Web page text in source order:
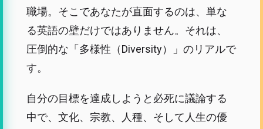
職場。そこであなたが直面するのは、単な
る英語の壁だけではありません。それは、
圧倒的な「多様性（Diversity）」のリアルで
す。
自分の目標を達成しようと必死に議論する
中で、文化、宗教、人種、そして人生の優